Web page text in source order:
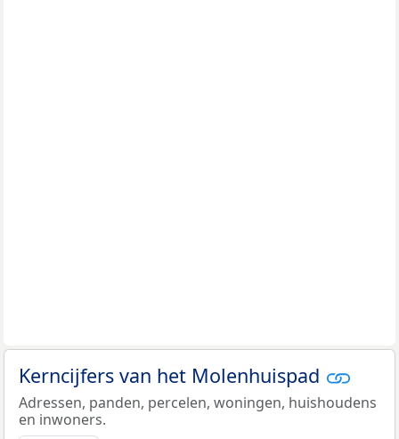
Kerncijfers van het Molenhuispad
Adressen, panden, percelen, woningen, huishoudens
en inwoners.